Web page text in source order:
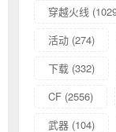
穿越火线
活动 (274)
下载 (332)
CF (2556)
武器 (104)